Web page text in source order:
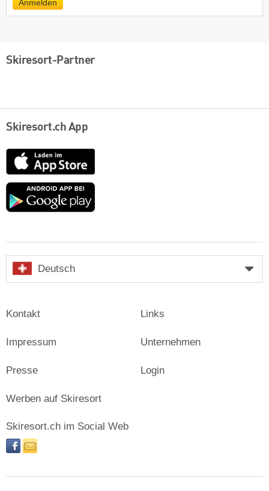
Anmelden
Skiresort-Partner
Skiresort.ch App
App
Store
Google
Deutsch
Kontakt
Impressum
Presse
Links
Unternehmen
Login
Werben auf Skiresort
Skiresort.ch im Social Web
facebooknewsletter